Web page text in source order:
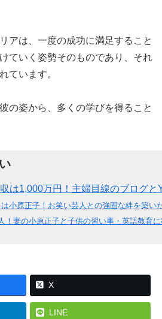
アは、一度の成功に満足すること
ていく姿勢そのものであり、それ
ています。
の姿から、多くの学びを得ること
は1,000万円！主婦目線のブログと
小原正子！お笑い芸人との強固な絆を築い
！妻の小原正子と子供の習い事・英語教育
X
LINE